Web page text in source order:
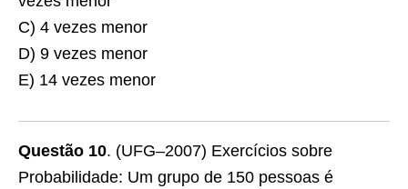
C) 4 vezes menor
D) 9 vezes menor
E) 14 vezes menor
Questão 10. (UFG–2007) Exercícios sobre
Probabilidade: Um grupo de 150 pessoas é